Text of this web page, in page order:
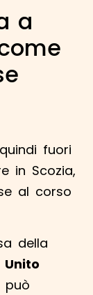
a
fuori
in Scozia,
al corso
della
può